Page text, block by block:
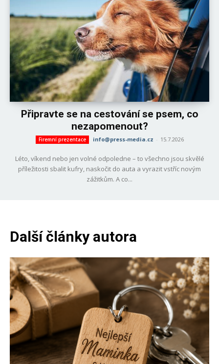
Připravte se na cestování se psem, co
nezapomenout?
Firemní prezentace info@press-media.cz - 15.7.2026
Léto, víkend nebo jen volné odpoledne – to všechno jsou skvělé
příležitosti sbalit kufry, naskočit do auta a vyrazit vstříc novým
zážitkům. A co...
Další články autora